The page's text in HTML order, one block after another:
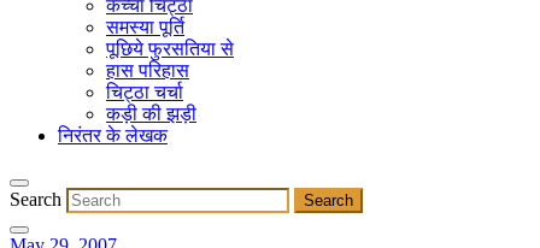
कच्चा चिट्ठा
समस्या पूर्ति
पूछिये फुरसतिया से
हास परिहास
चिट्ठा चर्चा
कड़ी की झड़ी
निरंतर के लेखक
Search